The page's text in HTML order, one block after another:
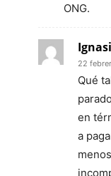
ONG.
Ignasi
22
Qué
en
a